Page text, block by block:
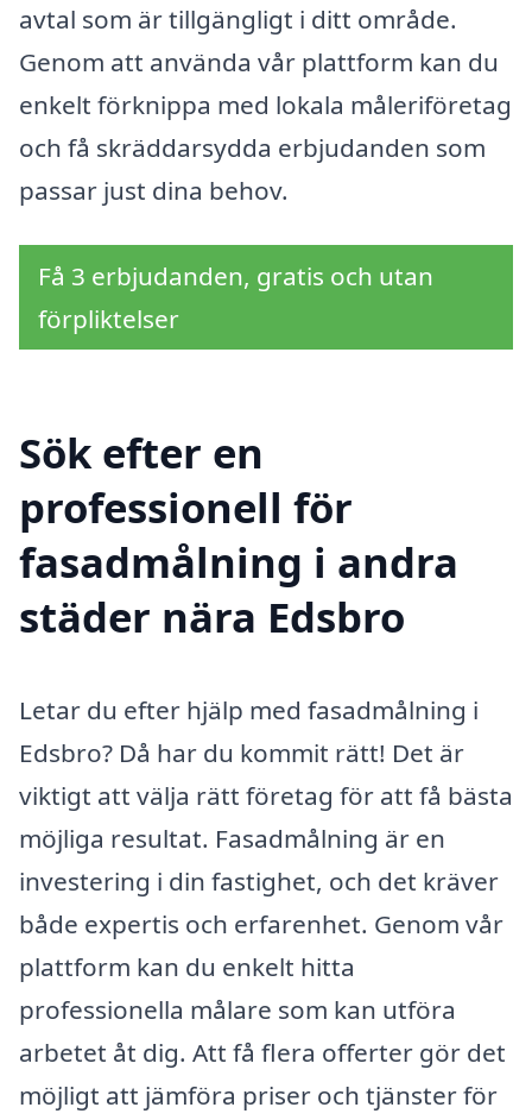
avtal som är tillgängligt i ditt område.
Genom att använda vår plattform kan du
enkelt förknippa med lokala måleriföretag
och få skräddarsydda erbjudanden som
passar just dina behov.
Få 3 erbjudanden, gratis och utan
förpliktelser
Sök efter en
professionell för
fasadmålning i andra
städer nära Edsbro
Letar du efter hjälp med fasadmålning i
Edsbro? Då har du kommit rätt! Det är
viktigt att välja rätt företag för att få bästa
möjliga resultat. Fasadmålning är en
investering i din fastighet, och det kräver
både expertis och erfarenhet. Genom vår
plattform kan du enkelt hitta
professionella målare som kan utföra
arbetet åt dig. Att få flera offerter gör det
möjligt att jämföra priser och tjänster för